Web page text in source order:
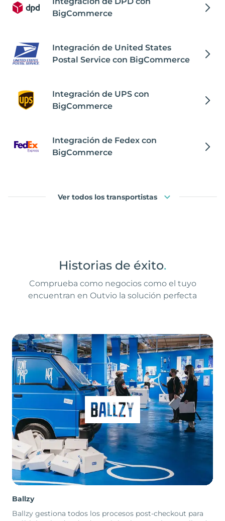
BigCommerce
Integración de United States
Postal Service con BigCommerce
Integración de UPS con
BigCommerce
Integración de Fedex con
BigCommerce
Ver todos los transportistas
Historias de éxito.
Comprueba como negocios como el tuyo
encuentran en Outvio la solución perfecta
Ballzy
Ballzy gestiona todos los procesos post-checkout para